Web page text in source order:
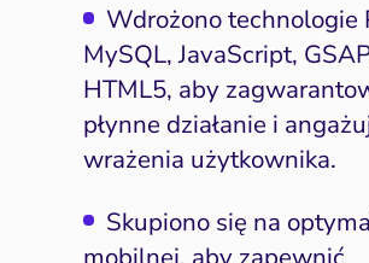
Wdrożono technologie
MySQL, JavaScript,
HTML5, aby
płynne działanie i
wrażenia użytkownika.
Skupiono się na